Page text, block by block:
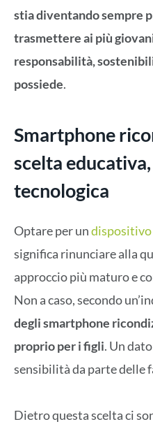
stia diventando sempre
trasmettere ai più
responsabilità,
possiede.
Smartphone
scelta
tecnologica
Optare per undispositivo
significa rinunciare alla
approccio più maturo e
Non a caso, secondo
degli smartphone
proprio per i figli. Un
sensibilità da parte delle
Dietro questa scelta ci